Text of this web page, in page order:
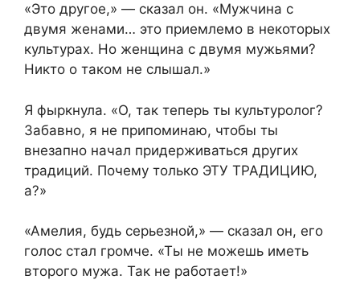
«Это другое,» — сказал он. «Мужчина с
двумя женами… это приемлемо в некоторых
культурах. Но женщина с двумя мужьями?
Никто о таком не слышал.»
Я фыркнула. «О, так теперь ты культуролог?
Забавно, я не припоминаю, чтобы ты
внезапно начал придерживаться других
традиций. Почему только ЭТУ ТРАДИЦИЮ,
а?»
«Амелия, будь серьезной,» — сказал он, его
голос стал громче. «Ты не можешь иметь
второго мужа. Так не работает!»